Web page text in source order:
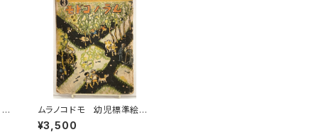
ムラノコドモ 幼児標準絵本
3 熊谷元一 川上四郎
深澤省三 文 武井武雄 昭
¥3,500